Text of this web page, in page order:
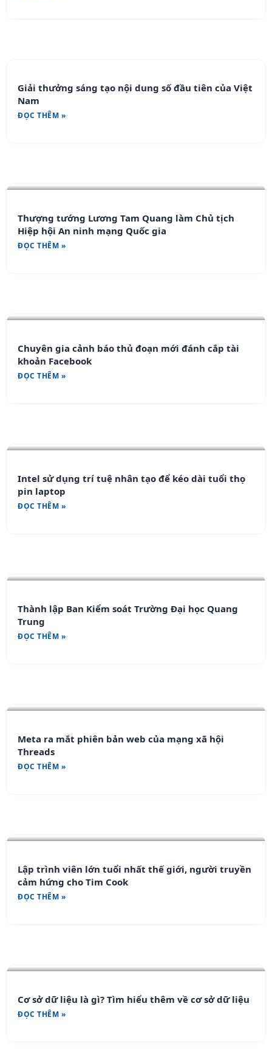
Giải thưởng sáng tạo nội dung số đầu tiên của Việt
Nam
ĐỌC THÊM »
Thượng tướng Lương Tam Quang làm Chủ tịch
Hiệp hội An ninh mạng Quốc gia
ĐỌC THÊM »
Chuyên gia cảnh báo thủ đoạn mới đánh cắp tài
khoản Facebook
ĐỌC THÊM »
Intel sử dụng trí tuệ nhân tạo để kéo dài tuổi thọ
pin laptop
ĐỌC THÊM »
Thành lập Ban Kiểm soát Trường Đại học Quang
Trung
ĐỌC THÊM »
Meta ra mắt phiên bản web của mạng xã hội
Threads
ĐỌC THÊM »
Lập trình viên lớn tuổi nhất thế giới, người truyền
cảm hứng cho Tim Cook
ĐỌC THÊM »
Cơ sở dữ liệu là gì? Tìm hiểu thêm về cơ sở dữ liệu
ĐỌC THÊM »